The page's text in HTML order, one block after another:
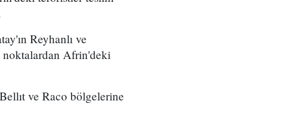
Reyhanlı ve
noktalardan Afrin'deki
ve Raco bölgelerine